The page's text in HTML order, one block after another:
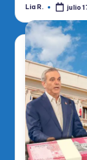
Publicado
Lia R. julio